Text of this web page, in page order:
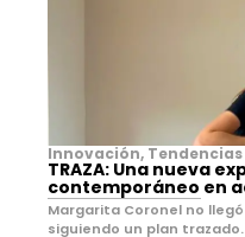
Innovación, Tendencias
TRAZA: Una nueva
contemporáneo en
Margarita Coronel no
siguiendo un plan